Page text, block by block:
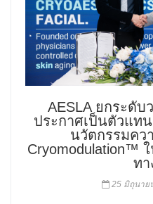
AESLA ยกระดับ
ประกาศเป็นตัวแท
นวัตกรรมคว
Cryomodulation™
ทา
25 มิถุนาย